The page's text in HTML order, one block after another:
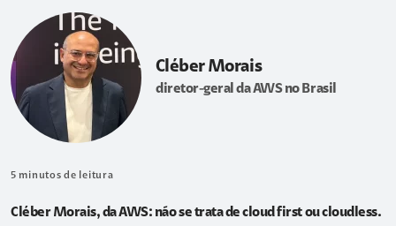
Cléber Morais
diretor-geral da AWS no Brasil
5 minutos de leitura
Cléber Morais, da AWS: não se trata de cloud first ou cloudless.